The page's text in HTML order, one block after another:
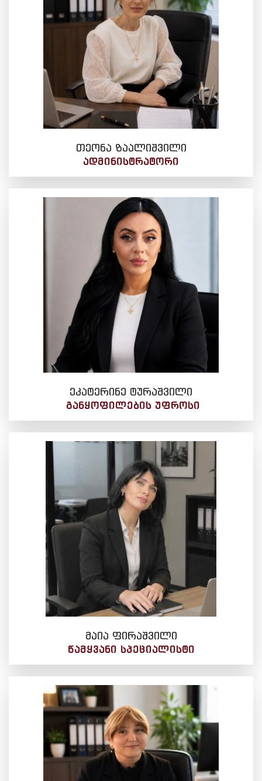
თეონა ზაალიშვილი
ᲐᲓᲛᲘᲜᲘᲡᲢᲠᲐᲢᲝᲠᲘ
ეკატერინე ტურაშვილი
ᲒᲐᲜᲧᲝᲤᲘᲚᲔᲑᲘᲡ ᲣᲤᲠᲝᲡᲘ
მაია ფირაშვილი
ᲬᲐᲛᲧᲕᲐᲜᲘ ᲡᲞᲔᲪᲘᲐᲚᲘᲡᲢᲘ